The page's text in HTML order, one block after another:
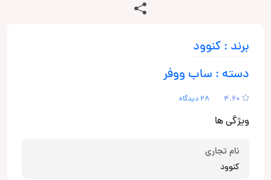
برند : کنوود
دسته : ساب ووفر
4.60 28 دیدگاه
ویژگی ها
نام تجاری
کنوود